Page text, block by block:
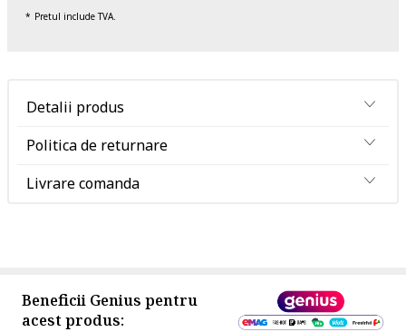
Pretul include TVA.
Detalii produs
Politica de returnare
Livrare comanda
Beneficii Genius pentru
acest produs: